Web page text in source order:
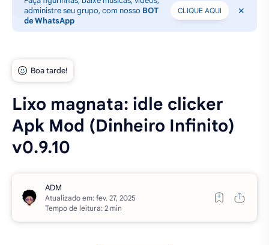
administre seu grupo, com nosso BOT
de WhatsApp
CLIQUE AQUI
Lixo magnata: idle clicker
Apk Mod (Dinheiro Infinito)
v0.9.10
Atualizado em:
Tempo de leitura: 2 min